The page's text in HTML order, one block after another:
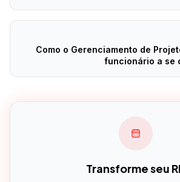
Como o Gerenciamento de
funcionário a se
Transforme seu